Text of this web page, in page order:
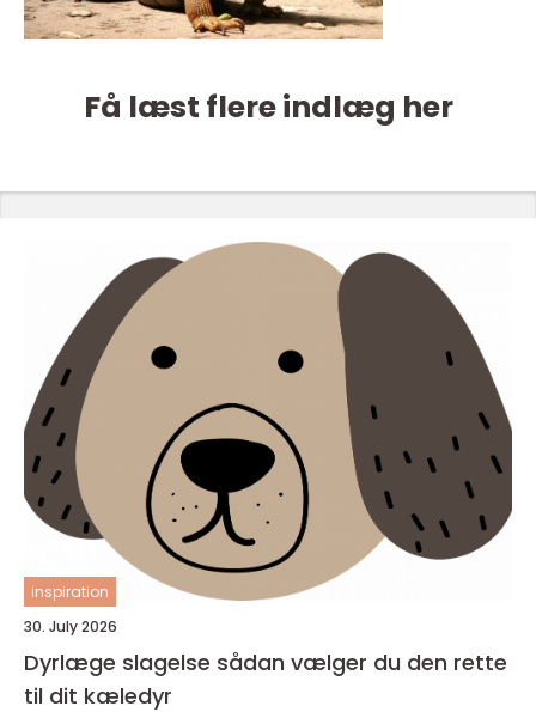
Få læst flere indlæg her
inspiration
30. July 2026
Dyrlæge slagelse sådan vælger du den rette
til dit kæledyr